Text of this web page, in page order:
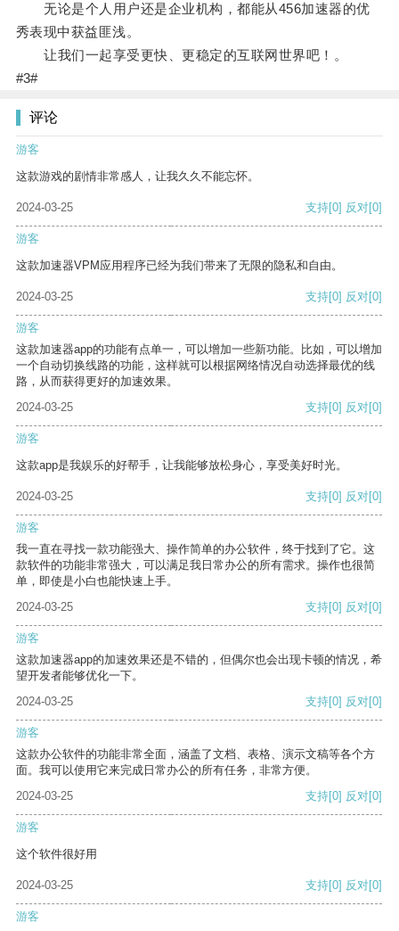
无论是个人用户还是企业机构，都能从456加速器的优
秀表现中获益匪浅。
让我们一起享受更快、更稳定的互联网世界吧！。
#3#
评论
游客
这款游戏的剧情非常感人，让我久久不能忘怀。
2024-03-25 支持[0] 反对[0]
游客
这款加速器VPM应用程序已经为我们带来了无限的隐私和自由。
2024-03-25 支持[0] 反对[0]
游客
这款加速器app的功能有点单一，可以增加一些新功能。比如，可以增加
一个自动切换线路的功能，这样就可以根据网络情况自动选择最优的线
路，从而获得更好的加速效果。
2024-03-25
支持[0] 反对[0]
游客
这款app是我娱乐的好帮手，让我能够放松身心，享受美好时光。
2024-03-25 支持[0] 反对[0]
游客
我一直在寻找一款功能强大、操作简单的办公软件，终于找到了它。这
款软件的功能非常强大，可以满足我日常办公的所有需求。操作也很简
单，即使是小白也能快速上手。
2024-03-25
支持[0] 反对[0]
游客
这款加速器app的加速效果还是不错的，但偶尔也会出现卡顿的情况，希
望开发者能够优化一下。
2024-03-25
支持[0] 反对[0]
游客
这款办公软件的功能非常全面，涵盖了文档、表格、演示文稿等各个方
面。我可以使用它来完成日常办公的所有任务，非常方便。
2024-03-25
支持[0] 反对[0]
游客
这个软件很好用
2024-03-25 支持[0] 反对[0]
游客